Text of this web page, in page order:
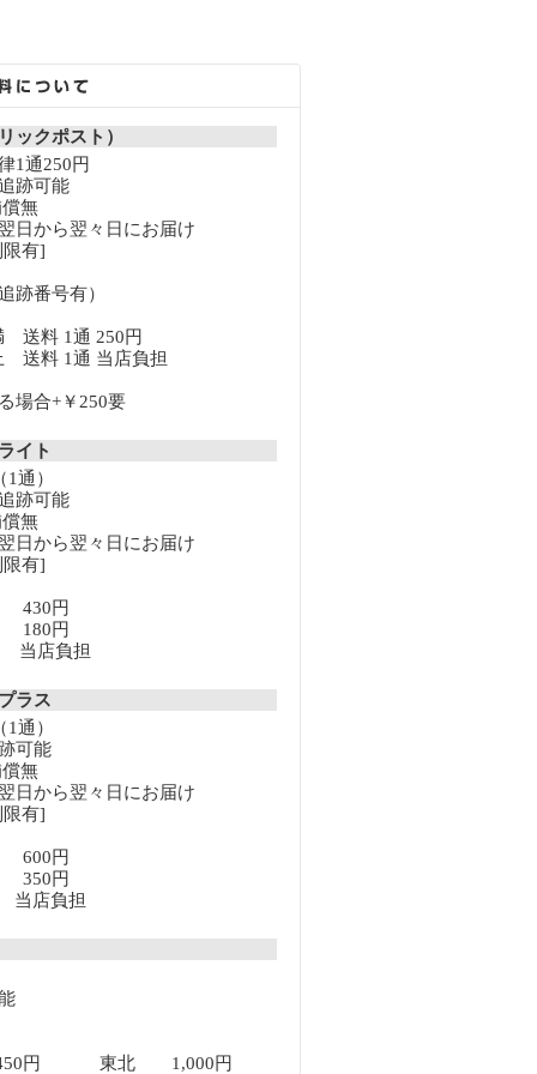
ックポスト）
1通250円
跡可能
無
日から翌々日にお届け
有]
跡番号有）
送料 1通 250円
送料 1通 当店負担
場合+￥250要
ライト
通）
跡可能
無
日から翌々日にお届け
有]
430円
180円
当店負担
プラス
通）
可能
無
日から翌々日にお届け
有]
600円
350円
当店負担
円 東北 1,000円